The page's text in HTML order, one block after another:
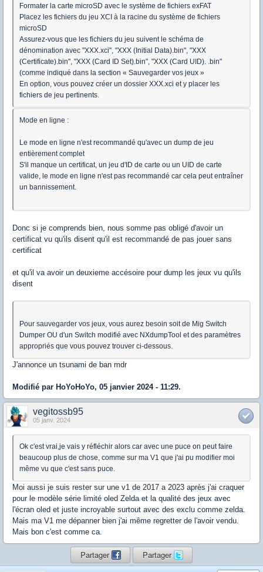
Formater la carte microSD avec le système de fichiers exFAT
Placez les fichiers du jeu XCI à la racine du système de fichiers
microSD
Assurez-vous que les fichiers du jeu suivent le schéma de
dénomination avec "XXX.xci", "XXX (Initial Data).bin", "XXX
(Certificate).bin", "XXX (Card ID Set).bin", "XXX (Card UID). .bin"
(comme indiqué dans la section « Sauvegarder vos jeux »
En option, vous pouvez créer un dossier XXX.xci et y placer les
fichiers de jeu pertinents.
Mode en ligne :
Le mode en ligne n'est recommandé qu'avec un dump de jeu
entièrement complet
S'il manque un certificat, un jeu d'ID de carte ou un UID de carte
valide, le mode en ligne n'est pas recommandé car cela peut entraîner
un bannissement.
Donc si je comprends bien, nous somme pas obligé d'avoir un
certificat vu qu'ils disent qu'il est recommandé de pas jouer sans
certificat
et qu'il va avoir un deuxieme accésoire pour dump les jeux vu qu'ils
disent
Pour sauvegarder vos jeux, vous aurez besoin soit de Mig Switch
Dumper OU d'un Switch modifié avec NXdumpTool et des paramètres
appropriés que vous pouvez trouver ci-dessous.
J'annonce un tsunami de ban mdr
Modifié par HoYoHoYo, 05 janvier 2024 - 11:29.
vegitossb95
05 janv. 2024
Ok c'est vrai,je vais y réfléchir alors car avec une puce on peut faire
beaucoup plus de chose, comme sur ma V1 que j'ai pu modifier moi
même vu que c'est sans puce.
Moi aussi je suis rester sur une v1 de 2017 a 2023 après j'ai craquer
pour le modèle série limité oled Zelda et la qualité des jeux avec
l'écran oled et juste incroyable surtout avec des exclu comme zelda.
Mais ma V1 me dépanner bien j'ai même regretter de l'avoir vendu.
Mais bon c'est comme ca.
Partager Partager